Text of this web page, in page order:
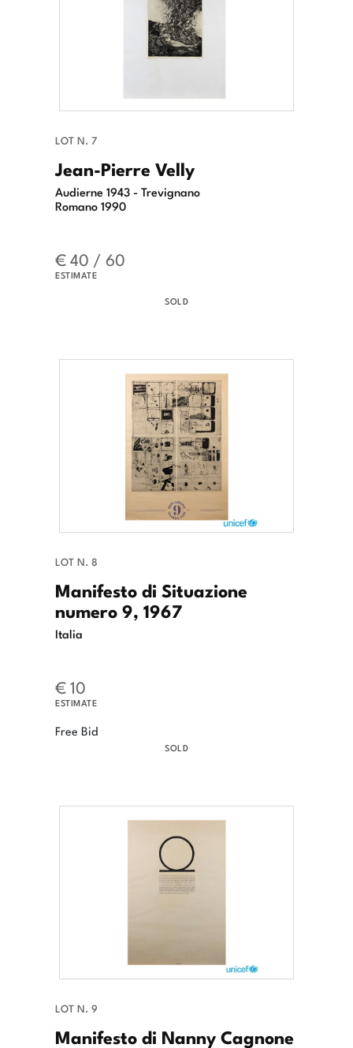
LOT N. 7
Jean-Pierre Velly
Audierne 1943 - Trevignano
Romano 1990
€ 40 / 60
ESTIMATE
SOLD
LOT N. 8
Manifesto di Situazione
numero 9, 1967
Italia
€ 10
ESTIMATE
Free Bid
SOLD
LOT N. 9
Manifesto di Nanny Cagnone